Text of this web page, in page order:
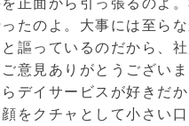
たのよ。大事には至ら
謳っているのだから、
意見ありがとうござい
デイサービスが好きだか
をクチャとして小さい